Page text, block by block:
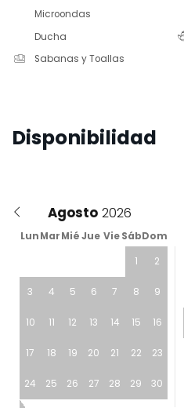
Microondas
Ducha
Sabanas y Toallas
Disponibilidad
Agosto
LunMarMiéJue Vie SábDom
1 2
3 4 5 6 7 8 9
10 11 12 13 14 15 16
17 18 19 20 21 22 23
24 25 26 27 28 29 30